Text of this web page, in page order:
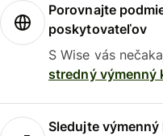
Porovnajte
poskytovateľov
S Wise vás
stredný výmenný
Sledujte